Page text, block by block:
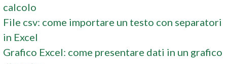
calcolo
File csv: come importare un testo con separatori
in Excel
Grafico Excel: come presentare dati in un grafico